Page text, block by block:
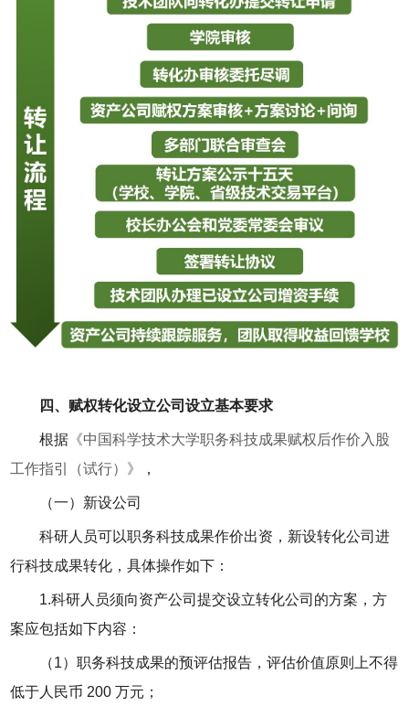
四、赋权转化设立公司设立基本要求
根据 《中国科学技术大学职务科技成果赋权后作价入股
工作指引（试行）》
，
（一）新设公司
科研人员可以职务科技成果作价出资，新设转化公司进
行科技成果转化，具体操作如下：
1.科研人员须向资产公司提交设立转化公司的方案，方
案应包括如下内容：
（1）职务科技成果的预评估报告，评估价值原则上不得
低于人民币 200 万元；